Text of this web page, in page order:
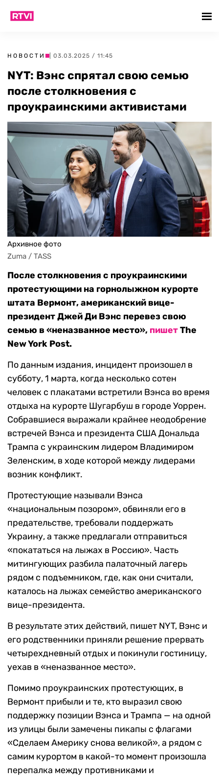
НОВОСТИ | 03.03.2025 / 11:45
NYT: Вэнс спрятал свою семью
после столкновения с
проукраинскими активистами
Архивное фото
Zuma / TASS
После столкновения с проукраинскими
протестующими на горнолыжном курорте
штата Вермонт, американский вице-
президент Джей Ди Вэнс перевез свою
семью в «неназванное место», пишетThe
New York Post.
По данным издания, инцидент произошел в
субботу, 1 марта, когда несколько сотен
человек с плакатами встретили Вэнса во время
отдыха на курорте Шугарбуш в городе Уоррен.
Собравшиеся выражали крайнее неодобрение
встречей Вэнса и президента США Дональда
Трампа с украинским лидером Владимиром
Зеленским, в ходе которой между лидерами
возник конфликт.
Протестующие называли Вэнса
«национальным позором», обвиняли его в
предательстве, требовали поддержать
Украину, а также предлагали отправиться
«покататься на лыжах в Россию». Часть
митингующих разбила палаточный лагерь
рядом с подъемником, где, как они считали,
каталось на лыжах семейство американского
вице-президента.
В результате этих действий, пишет NYT, Вэнс и
его родственники приняли решение прервать
четырехдневный отдых и покинули гостиницу,
уехав в «неназванное место».
Помимо проукраинских протестующих, в
Вермонт прибыли и те, кто выразил свою
поддержку позиции Вэнса и Трампа — на одной
из улицы были замечены пикапы с флагами
«Сделаем Америку снова великой», а рядом с
самим курортом в какой-то момент произошла
перепалка между противниками и